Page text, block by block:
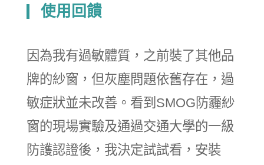
使用回饋
因為我有過敏體質，之前裝了其他品
牌的紗窗，但灰塵問題依舊存在，過
敏症狀並未改善。看到SMOG防霾紗
窗的現場實驗及通過交通大學的一級
防護認證後，我決定試試看，安裝